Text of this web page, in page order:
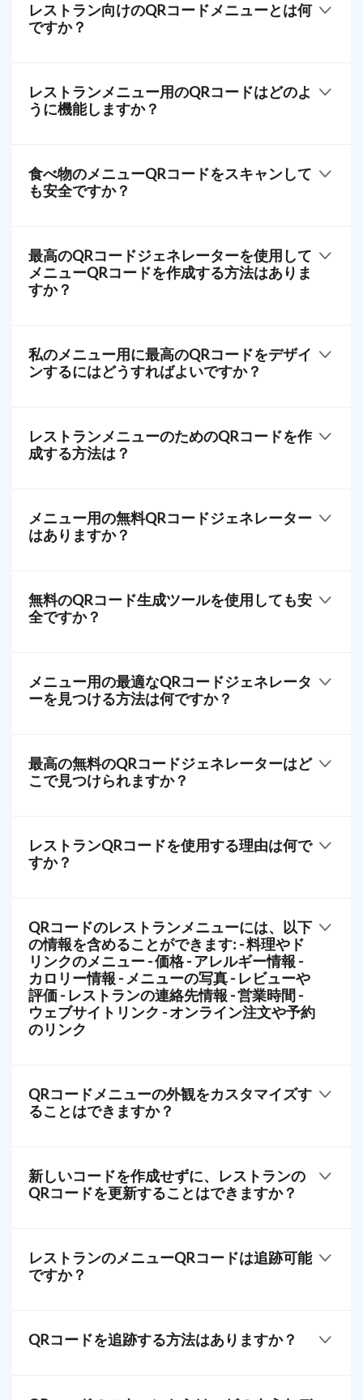
レストラン向けのQRコードメニューとは何
ですか？
レストランメニュー用のQRコードはどのよ
うに機能しますか？
スマートフォンがレストランのメニューを表示する
ウェブページ、PDF、またはモバイルアプリに誘導
されます。
食べ物のメニューQRコードをスキャンして
も安全ですか？
最高のQRコードジェネレーターを使用して
メニューQRコードを作成する方法はありま
すか？
を作成するのは簡単です。QR TIGERにアクセスして
ください > メニューQRソリューションを選択してく
ださい > 必要な詳細を入力してください > コードを
私のメニュー用に最高のQRコードをデザイ
ンするにはどうすればよいですか？
も顧客エンゲージメントに影響を与えることができ
ます。QRコードジェネレーターを使用してメニュー
QRを強化してください。レストランのロゴを追加
レストランメニューのためのQRコードを作
成する方法は？
スコードを作成するには、メニューQRジェネレータ
ーを使用してデジタルメニューをスキャン可能なコ
ードに変換します。レストランのブランディングに
メニュー用の無料QRコードジェネレーター
はありますか？
ターフェース、カスタマイズオプション、高度な機
能を備えた、最高の無料QRコードジェネレーターと
してランク付けされています。
無料のQRコード生成ツールを使用しても安
全ですか？
が、しばしば重要な機能やセキュリティが不足して
います。より安全なソリューションを求める場合
は、QR TIGERのような信頼できるプラットフォーム
ザー情報の両方を保護するための追加機能を提供し
ています。
メニュー用の最適なQRコードジェネレータ
ーを見つける方法は何ですか？
けるには、特定のニーズに焦点を当ててください。
価格、機能、カスタマイズオプション、ユーザーレ
ビューなどの要因を考慮してください。
インターフェース、高度な機能、信頼性の高いパフ
ォーマンスを提供しています。
最高の無料のQRコードジェネレーターはど
こで見つけられますか？
けるのは簡単です。基本的なオプションは広く利用
可能ですが、QR TIGERはトップの選択肢として際立
っています。
を作成できます。
レストランQRコードを使用する理由は何で
すか？
削減、効率化、顧客体験の向上、貴重なデータ収集
など、多くの利点を提供します。
QRコードのレストランメニューには、以下
の情報を含めることができます: - 料理やド
リンクのメニュー - 価格 - アレルギー情報 -
カロリー情報 - メニューの写真 - レビューや
評価 - レストランの連絡先情報 - 営業時間 -
ウェブサイトリンク - オンライン注文や予約
のリンク
と一緒に掲載することができます。特別オファーや
デイリースペシャル、ロイヤルティプログラムも追
QRコードメニューの外観をカスタマイズす
ることはできますか？
ゴ統合機能を備えたQRコードジェネレーターで、ユ
ーザーは自分のレストランのロゴを追加し、色を選
を選択することができます。
新しいコードを作成せずに、レストランの
QRコードを更新することはできますか？
たデジタルコンテンツを更新することができます。
これにより、継続的なメニューの変更が可能です。
レストランのメニューQRコードは追跡可能
ですか？
キャンされた回数を追跡することができます。
QRコードを追跡する方法はありますか？
TIGERの追跡機能を使用できます。スキャン頻度や